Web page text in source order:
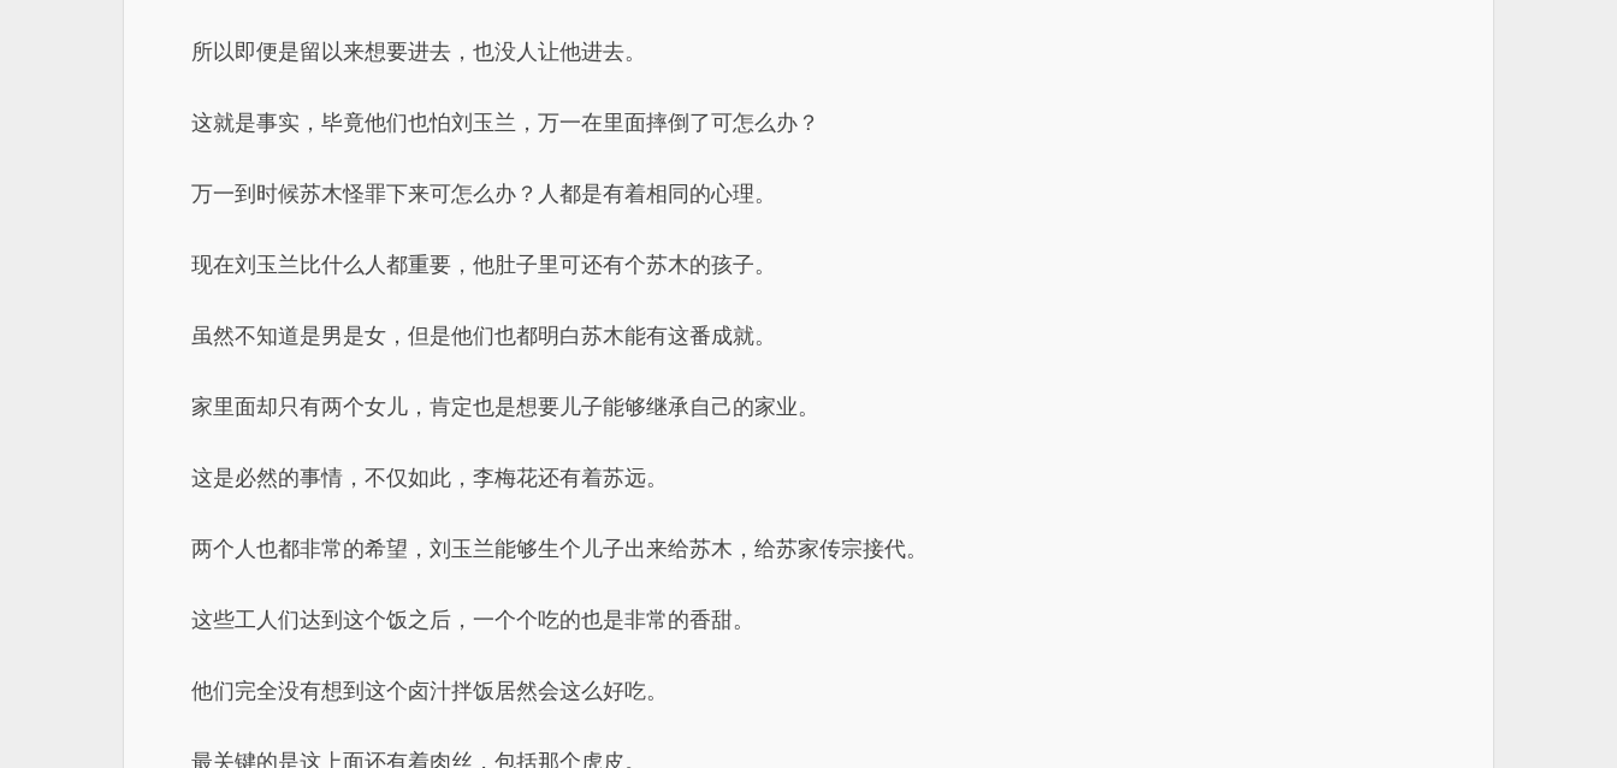
所以即便是留以来想要进去，也没人让他进去。
这就是事实，毕竟他们也怕刘玉兰，万一在里面摔倒了可怎么办？
万一到时候苏木怪罪下来可怎么办？人都是有着相同的心理。
现在刘玉兰比什么人都重要，他肚子里可还有个苏木的孩子。
虽然不知道是男是女，但是他们也都明白苏木能有这番成就。
家里面却只有两个女儿，肯定也是想要儿子能够继承自己的家业。
这是必然的事情，不仅如此，李梅花还有着苏远。
两个人也都非常的希望，刘玉兰能够生个儿子出来给苏木，给苏家传宗接代。
这些工人们达到这个饭之后，一个个吃的也是非常的香甜。
他们完全没有想到这个卤汁拌饭居然会这么好吃。
最关键的是这上面还有着肉丝，包括那个虎皮。